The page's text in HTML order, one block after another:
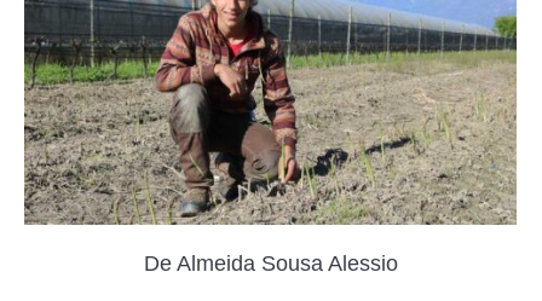
De Almeida Sousa Alessio